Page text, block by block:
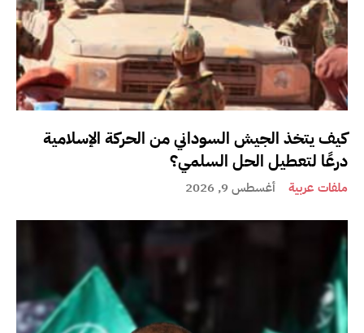
كيف يتخذ الجيش السوداني من الحركة الإسلامية
درعًا لتعطيل الحل السلمي؟
ملفات عربية أغسطس 9, 2026